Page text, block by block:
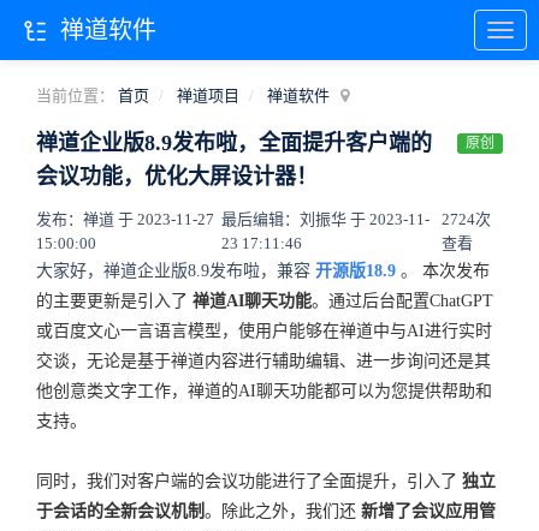
当前位置： 首页 禅道项目 禅道软件
禅道企业版8.9发布啦，全面提升客户端的
会议功能，优化大屏设计器！
原创
发布：禅道 于 2023-11-27
15:00:00
最后编辑：刘振华 于 2023-11-
23 17:11:46
2724次
查看
大家好，禅道企业版8.9发布啦，兼容 开源版18.9 。
本次发布
的主要更新是引入了 禅道AI聊天功能。通过后台配置ChatGPT
或百度文心一言语言模型，使用户能够在禅道中与AI进行实时
交谈，无论是基于禅道内容进行辅助编辑、进一步询问还是其
他创意类文字工作，禅道的AI聊天功能都可以为您提供帮助和
支持。
同时，我们对客户端的会议功能进行了全面提升，引入了 独立
于会话的全新会议机制 。除此之外，我们还 新增了会议应用管
禅道软件